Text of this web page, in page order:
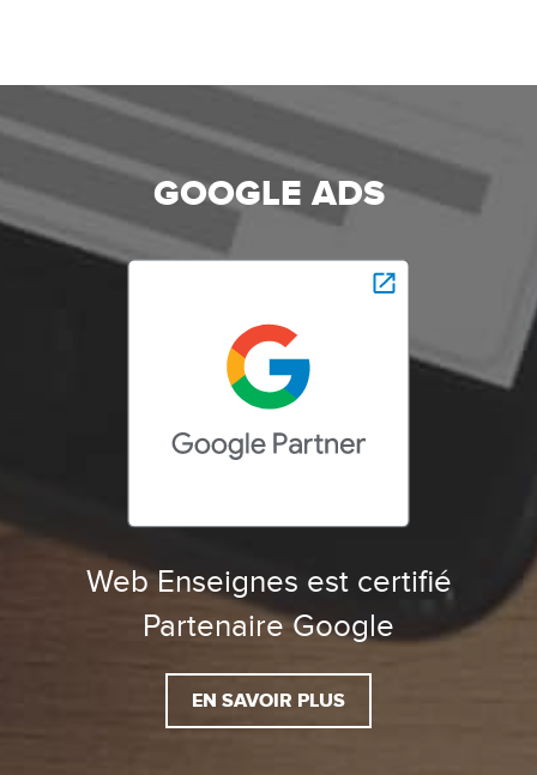
GOOGLE ADS
Web Enseignes est certifié
Partenaire Google
EN SAVOIR PLUS